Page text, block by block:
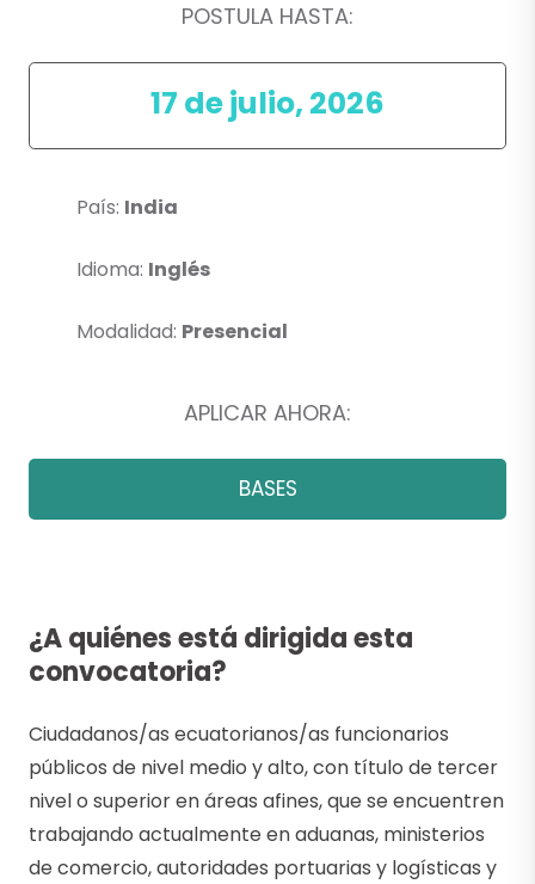
POSTULA HASTA:
17 de julio, 2026
País: India
Idioma: Inglés
Modalidad: Presencial
APLICAR AHORA:
BASES
¿A quiénes está dirigida esta
convocatoria?
Ciudadanos/as ecuatorianos/as funcionarios
públicos de nivel medio y alto, con título de tercer
nivel o superior en áreas afines, que se encuentren
trabajando actualmente en aduanas, ministerios
de comercio, autoridades portuarias y logísticas y